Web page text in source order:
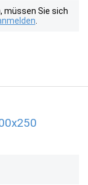
müssen Sie sich